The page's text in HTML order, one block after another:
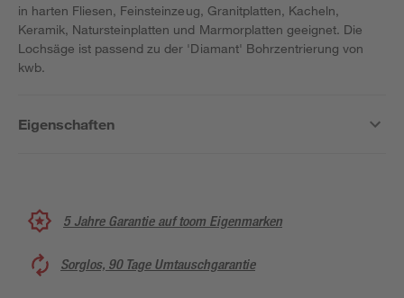
in harten Fliesen, Feinsteinzeug, Granitplatten, Kacheln,
Keramik, Natursteinplatten und Marmorplatten geeignet. Die
Lochsäge ist passend zu der 'Diamant' Bohrzentrierung von
kwb.
Eigenschaften
5 Jahre Garantie auf toom Eigenmarken
Sorglos, 90 Tage Umtauschgarantie